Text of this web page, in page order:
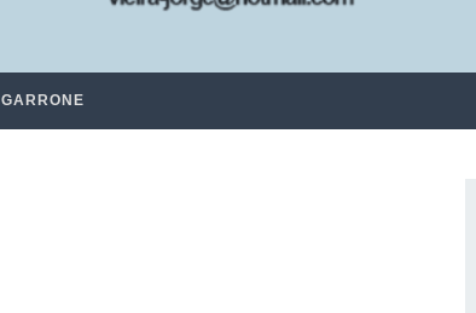
GARRONE